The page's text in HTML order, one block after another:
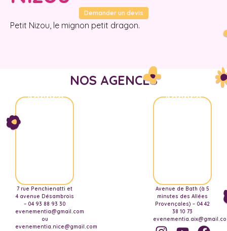
Demander un devis
Petit Nizou, le mignon petit dragon.
NOS AGENCES
Agence
7 rue Penchienatti et
4 avenue Désambrois
– 04 93 88 93 30
evenementia@gmail.com
ou
evenementia.nice@gmail.com
Agence
Avenue de Bath (à 5
minutes des Allées
Provençales) – 04 42
38 10 73